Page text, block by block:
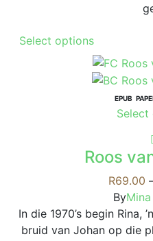
Select options
has
multiple
variants.
The
may
be
chosen
on
the
product
EPUB
Select
Roos
R69.00
By
In die 1970’s begin Rina,
bruid van Johan op die